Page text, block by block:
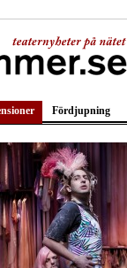
Fördjupning